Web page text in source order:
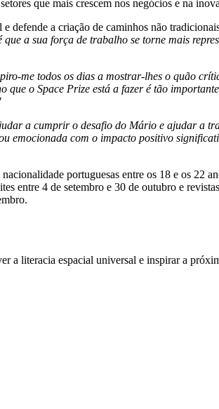
que mais crescem nos negócios e na
a criação de caminhos não
a sua força de trabalho se torne mais
me todos os dias a mostrar-lhes o quão
o Space Prize está a fazer é tão
a cumprir o desafio do Mário e ajudar a
emocionada com o impacto positivo
portuguesas entre os 18 e os 22
entre 4 de setembro e 30 de outubro e
a literacia espacial universal e inspirar a